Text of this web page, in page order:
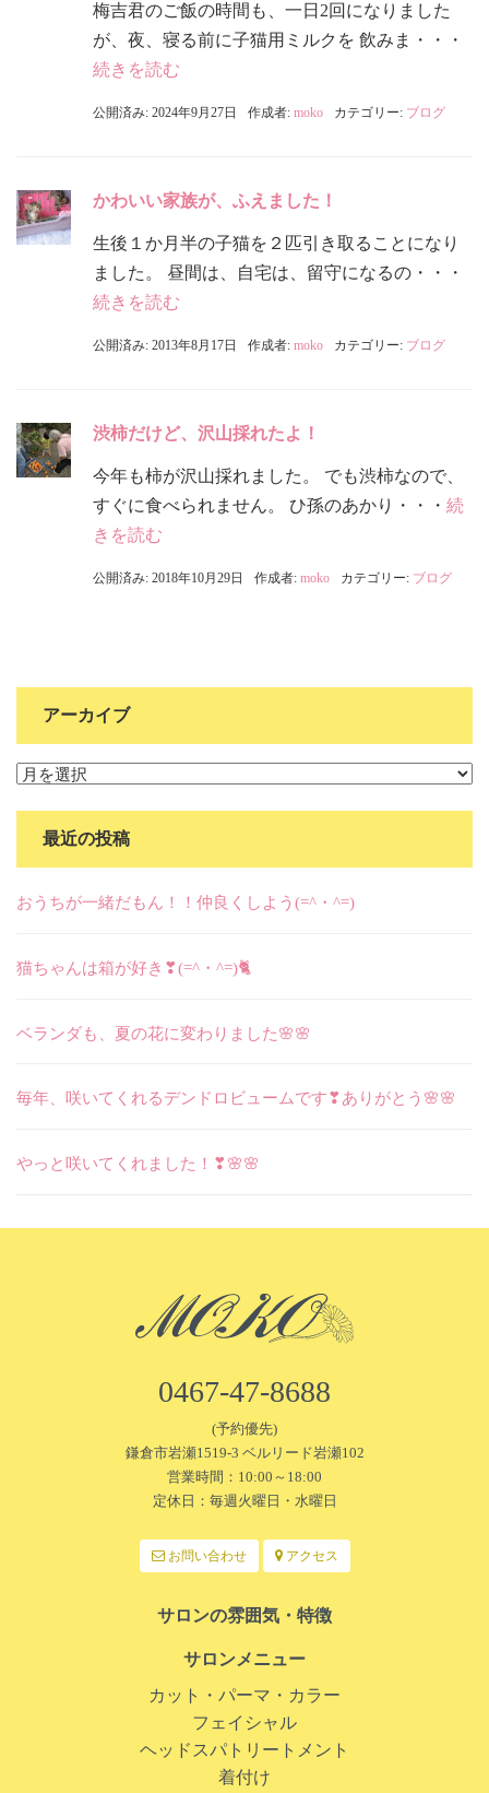
梅吉君のご飯の時間も、一日2回になりました
が、夜、寝る前に子猫用ミルクを 飲みま・・・
続きを読む
公開済み: 2024年9月27日 作成者: moko カテゴリー: ブログ
かわいい家族が、ふえました！
生後１か月半の子猫を２匹引き取ることになり
ました。 昼間は、自宅は、留守になるの・・・
続きを読む
公開済み: 2013年8月17日 作成者: moko カテゴリー: ブログ
渋柿だけど、沢山採れたよ！
今年も柿が沢山採れました。 でも渋柿なので、
すぐに食べられません。 ひ孫のあかり・・・ 続
きを読む
公開済み: 2018年10月29日 作成者: moko カテゴリー: ブログ
アーカイブ
ア
最近の投稿
おうちが一緒だもん！！仲良くしよう(=^・^=)
猫ちゃんは箱が好き❣(=^・^=)🐈
ベランダも、夏の花に変わりました🌸🌸
毎年、咲いてくれるデンドロビュームです❣ありがとう🌸🌸
やっと咲いてくれました！❣🌸🌸
0467-47-8688
(予約優先)
鎌倉市岩瀬1519-3 ベルリード岩瀬102
営業時間：10:00～18:00
定休日：毎週火曜日・水曜日
お問い合わせ アクセス
サロンの雰囲気・特徴
サロンメニュー
カット・パーマ・カラー
フェイシャル
ヘッドスパトリートメント
着付け